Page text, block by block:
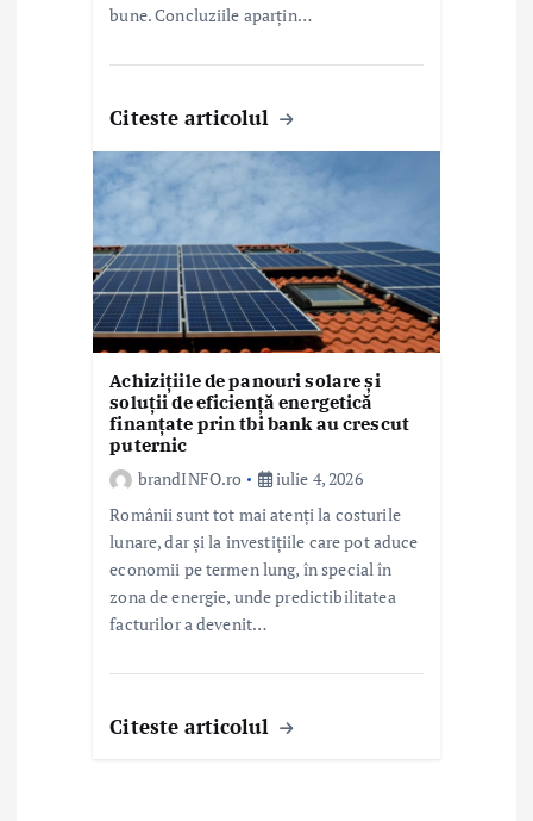
bune. Concluziile aparțin…
Citeste articolul
Achizițiile de panouri solare și
soluții de eficiență energetică
finanțate prin tbi bank au crescut
puternic
brandINFO.ro
iulie 4, 2026
Românii sunt tot mai atenți la costurile
lunare, dar și la investițiile care pot aduce
economii pe termen lung, în special în
zona de energie, unde predictibilitatea
facturilor a devenit…
Citeste articolul